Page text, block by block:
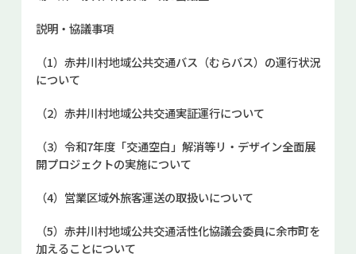
説明・協議事項
（1）赤井川村地域公共交通バス（むらバス）の運行状況
について
（2）赤井川村地域公共交通実証運行について
（3）令和7年度「交通空白」解消等リ・デザイン全面展
開プロジェクトの実施について
（4）営業区域外旅客運送の取扱いについて
（5）赤井川村地域公共交通活性化協議会委員に余市町を
加えることについて